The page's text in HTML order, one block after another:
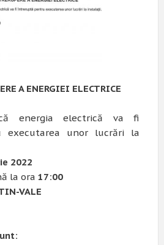
A ENERGIEI ELECTRICE
energia electrică va fi
executarea unor lucrări la
2022
la ora 17:00
VALE